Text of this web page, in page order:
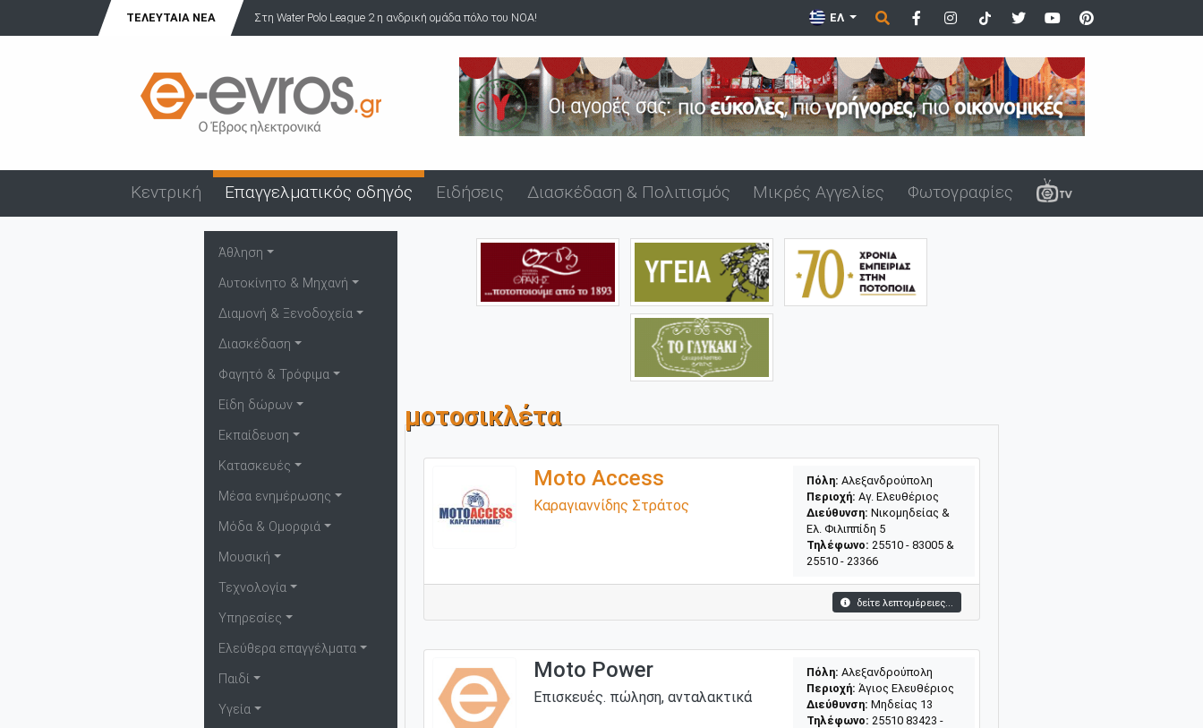
ΤΕΛΕΥΤΑΊΑ ΝΈΑ Στη Water Polo League 2 η ανδρική ομάδα πόλο του ΝΟΑ! ΕΛ
Κεντρική Επαγγελματικός οδηγός Ειδήσεις Διασκέδαση & Πολιτισμός Μικρές Αγγελίες Φωτογραφίες
Άθληση
Αυτοκίνητο & Μηχανή
Διαμονή & Ξενοδοχεία
Διασκέδαση
Φαγητό & Τρόφιμα
Είδη δώρων
Εκπαίδευση
Κατασκευές
Μέσα ενημέρωσης
Μόδα & Ομορφιά
Μουσική
Τεχνολογία
Υπηρεσίες
Ελεύθερα επαγγέλματα
Παιδί
Υγεία
μοτοσικλέτα
Moto Access
Καραγιαννίδης Στράτος
Πόλη: Αλεξανδρούπολη
Περιοχή: Αγ. Ελευθέριος
Διεύθυνση: Νικομηδείας &
Ελ. Φιλιππίδη 5
Τηλέφωνο: 25510 - 83005 &
25510 - 23366
δείτε λεπτομέρειες...
Moto Power
Επισκευές. πώληση, ανταλακτικά
Πόλη: Αλεξανδρούπολη
Περιοχή: Άγιος Ελευθέριος
Διεύθυνση: Μηδείας 13
Τηλέφωνο: 25510 83423 -